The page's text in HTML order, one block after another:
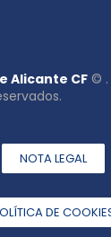
Alicante CF © .
NOTA LEGAL
DE